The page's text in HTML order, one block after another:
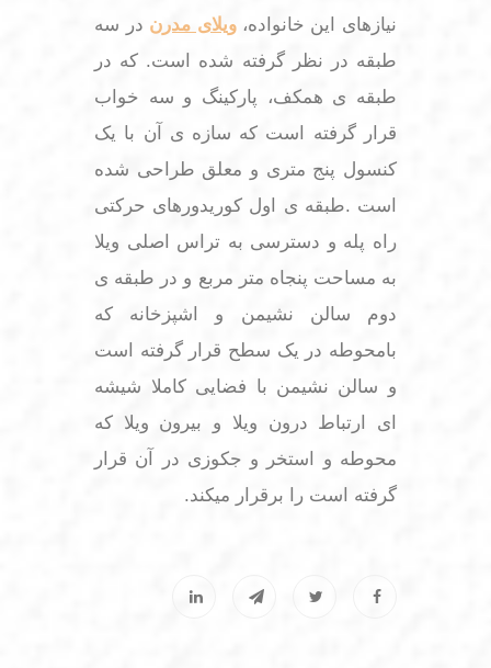
نیازهای این خانواده،ویلای مدرن در سه
طبقه در نظر گرفته شده است. که در
طبقه ی همکف، پارکینگ و سه خواب
قرار گرفته است که سازه ی آن با یک
کنسول پنج متری و معلق طراحی شده
است .طبقه ی اول کوریدورهای حرکتی
راه پله و دسترسی به تراس اصلی ویلا
به مساحت پنجاه متر مربع و در طبقه ی
دوم سالن نشیمن و اشپزخانه که
بامحوطه در یک سطح قرار گرفته است
و سالن نشیمن با فضایی کاملا شیشه
ای ارتباط درون ویلا و بیرون ویلا که
محوطه و استخر و جکوزی در آن قرار
گرفته است را برقرار میکند.